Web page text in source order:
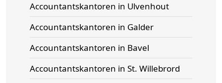
Accountantskantoren in Ulvenhout
Accountantskantoren in Galder
Accountantskantoren in Bavel
Accountantskantoren in St. Willebrord